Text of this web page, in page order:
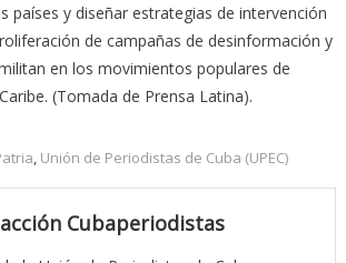
países y diseñar estrategias de intervención
de campañas de desinformación y
en los movimientos populares de
(Tomada de Prensa Latina).
Unión de Periodistas de Cuba (UPEC)
Cubaperiodistas